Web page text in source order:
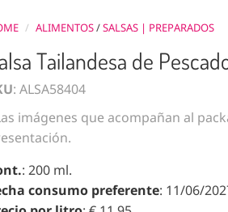
/ ALIMENTOS/SALSAS | PREPARADOS
Tailandesa de
: ALSA58404
imágenes que acompañan al
: 200 ml.
consumo preferente: 11/06/